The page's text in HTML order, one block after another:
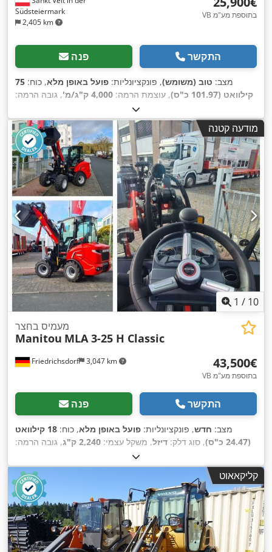
Südsteiermark
2,405 km
VB בתוספת מע"מ
פנה התקשר
מצב: טוב (משומש), פונקציונליות: פועל באופן מלא, כוח: 75
קילוואט (101.97 כ"ס)
, עוצמת הרמה: 4,000 ק"ג/מ'
, גובה הרמה:
, שנת ייצור:
בכל הגלגלים, מחשב רכב, קְלָפוֹת מַזְלֵג (forks for pallets), תא
נהג, מודעה קטנה
1 / 10
Friedrichsdorf 3,047 km
מעמיס בחצר
Manitou MLA 3-25 H Classic
‏43,500 ‏€
VB בתוספת מע"מ
פנה התקשר
מצב: חדש, פונקציונליות: פועל באופן מלא, כוח:
18 קילוואט
(24.47 כ"ס)
, סוג דלק: דיזל, משקל עצמי: 2,240 ק"ג
, גובה הרמה:
, שנת ייצור:
מ"מ, גובה בנייה:2,258 מ"מ , סוג הנעה:Diesel , יכולת העמסה:
1,100 מ"מ קליקאאוט